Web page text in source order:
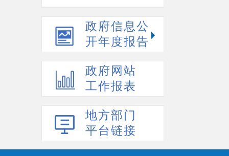
政府信息公
开年度报告
政府网站
工作报表
地方部门
平台链接